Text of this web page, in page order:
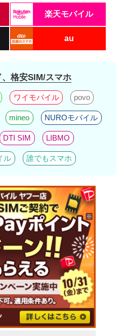
楽天モバイル
au
格安SIM/スマホ
ワイモバイル povo
mineo NUROモバイル
DTI SIM LIBMO
ル 誰でもスマホ